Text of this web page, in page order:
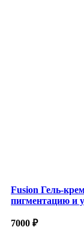
Fusion Гель-
пигментацию и
7000 ₽